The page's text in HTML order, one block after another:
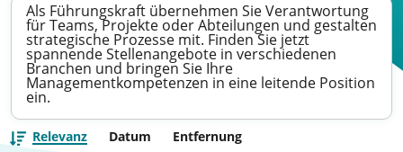
Als Führungskraft übernehmen Sie Verantwortung
für Teams, Projekte oder Abteilungen und gestalten
strategische Prozesse mit. Finden Sie jetzt
spannende Stellenangebote in verschiedenen
Branchen und bringen Sie Ihre
Managementkompetenzen in eine leitende Position
ein.
Relevanz Datum Entfernung